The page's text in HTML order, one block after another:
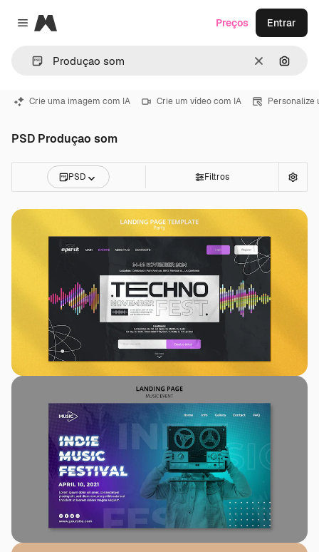
Close menu
Magnific
Limpar
Preços Entrar
Crie uma imagem com IA Crie um vídeo com IA Personalize
PSD Produçao som
PSD Filtros